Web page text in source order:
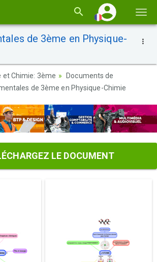
la
de 3ème en Physique-
et Chimie: 3ème
Documents de
de 3ème en Physique-Chimie
LE DOCUMENT